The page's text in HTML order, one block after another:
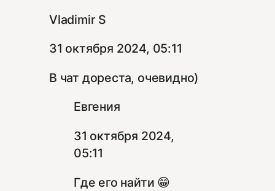
Vladimir S
31 октября 2024, 05:11
В чат дореста, очевидно)
Евгения
31 октября 2024,
05:11
Где его найти 😁